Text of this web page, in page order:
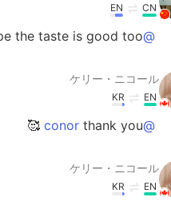
CN
EN
@ケリー・ニコール
the taste is good too
ケリー・ニコール
EN
KR
@conor
thank you 🥰
ケリー・ニコール
EN
KR